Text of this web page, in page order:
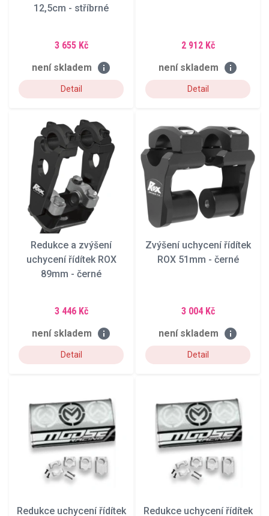
12,5cm - stříbrné
3 655 Kč
není skladem info
Detail
2 912 Kč
není skladem info
Detail
Redukce a zvýšení
uchycení řídítek ROX
89mm - černé
3 446 Kč
není skladem info
Detail
Zvýšení uchycení řídítek
ROX 51mm - černé
3 004 Kč
není skladem info
Detail
Redukce uchycení řídítek Redukce uchycení řídítek